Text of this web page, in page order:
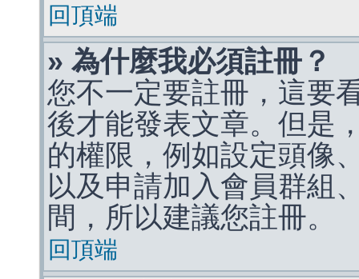
回頂端
» 為什麼我必須註冊？
您不一定要註冊，這要
後才能發表文章。但是
的權限，例如設定頭像
以及申請加入會員群組
間，所以建議您註冊。
回頂端